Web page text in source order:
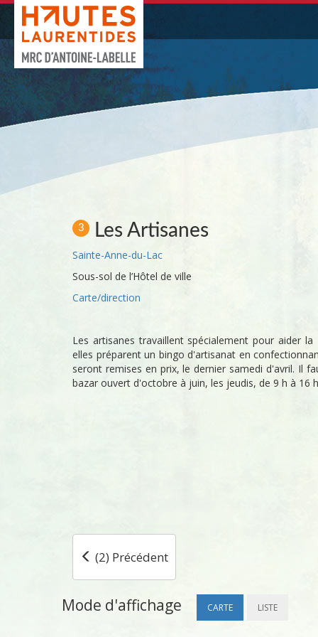
3 Les Artisanes
Sainte-Anne-du-Lac
Sous-sol de l’Hôtel de ville
Carte/direction
Les artisanes travaillent spécialement pour aider
elles préparent un bingo d'artisanat en
seront remises en prix, le dernier samedi d'avril. Il
bazar ouvert d'octobre à juin, les jeudis, de 9 h à 16
(2) Précédent
Mode d'affichage CARTE LISTE